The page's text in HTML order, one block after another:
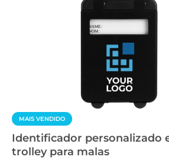
MAIS VENDIDO
Identificador personalizado
trolley para malas